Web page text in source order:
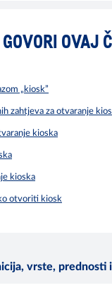
GOVORI OVAJ
„kiosk”
zahtjeva za otvaranje
kioska
kioska
otvoriti kiosk
vrste, prednosti